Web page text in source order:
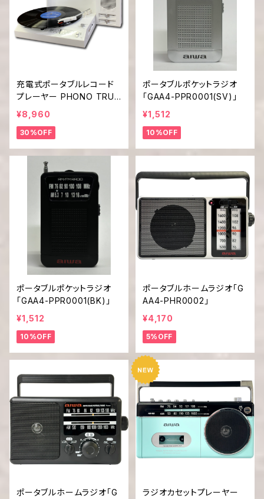
充電式ポータブルレコード
プレーヤー PHONO TRUN
K「PT-02」
¥8,960
30%OFF
ポータブルポケットラジオ
「GAA4-PPR0001(SV)」
¥1,512
10%OFF
ポータブルポケットラジオ
「GAA4-PPR0001(BK)」
¥1,512
10%OFF
ポータブルホームラジオ「G
AA4-PHR0002」
¥4,170
5%OFF
ポータブルホームラジオ「G ラジオカセットプレーヤー